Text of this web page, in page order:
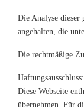
Die Analyse dieser
angehalten, die
Die rechtmäßige
Haftungsausschluss:
Diese Webseite
übernehmen. Für